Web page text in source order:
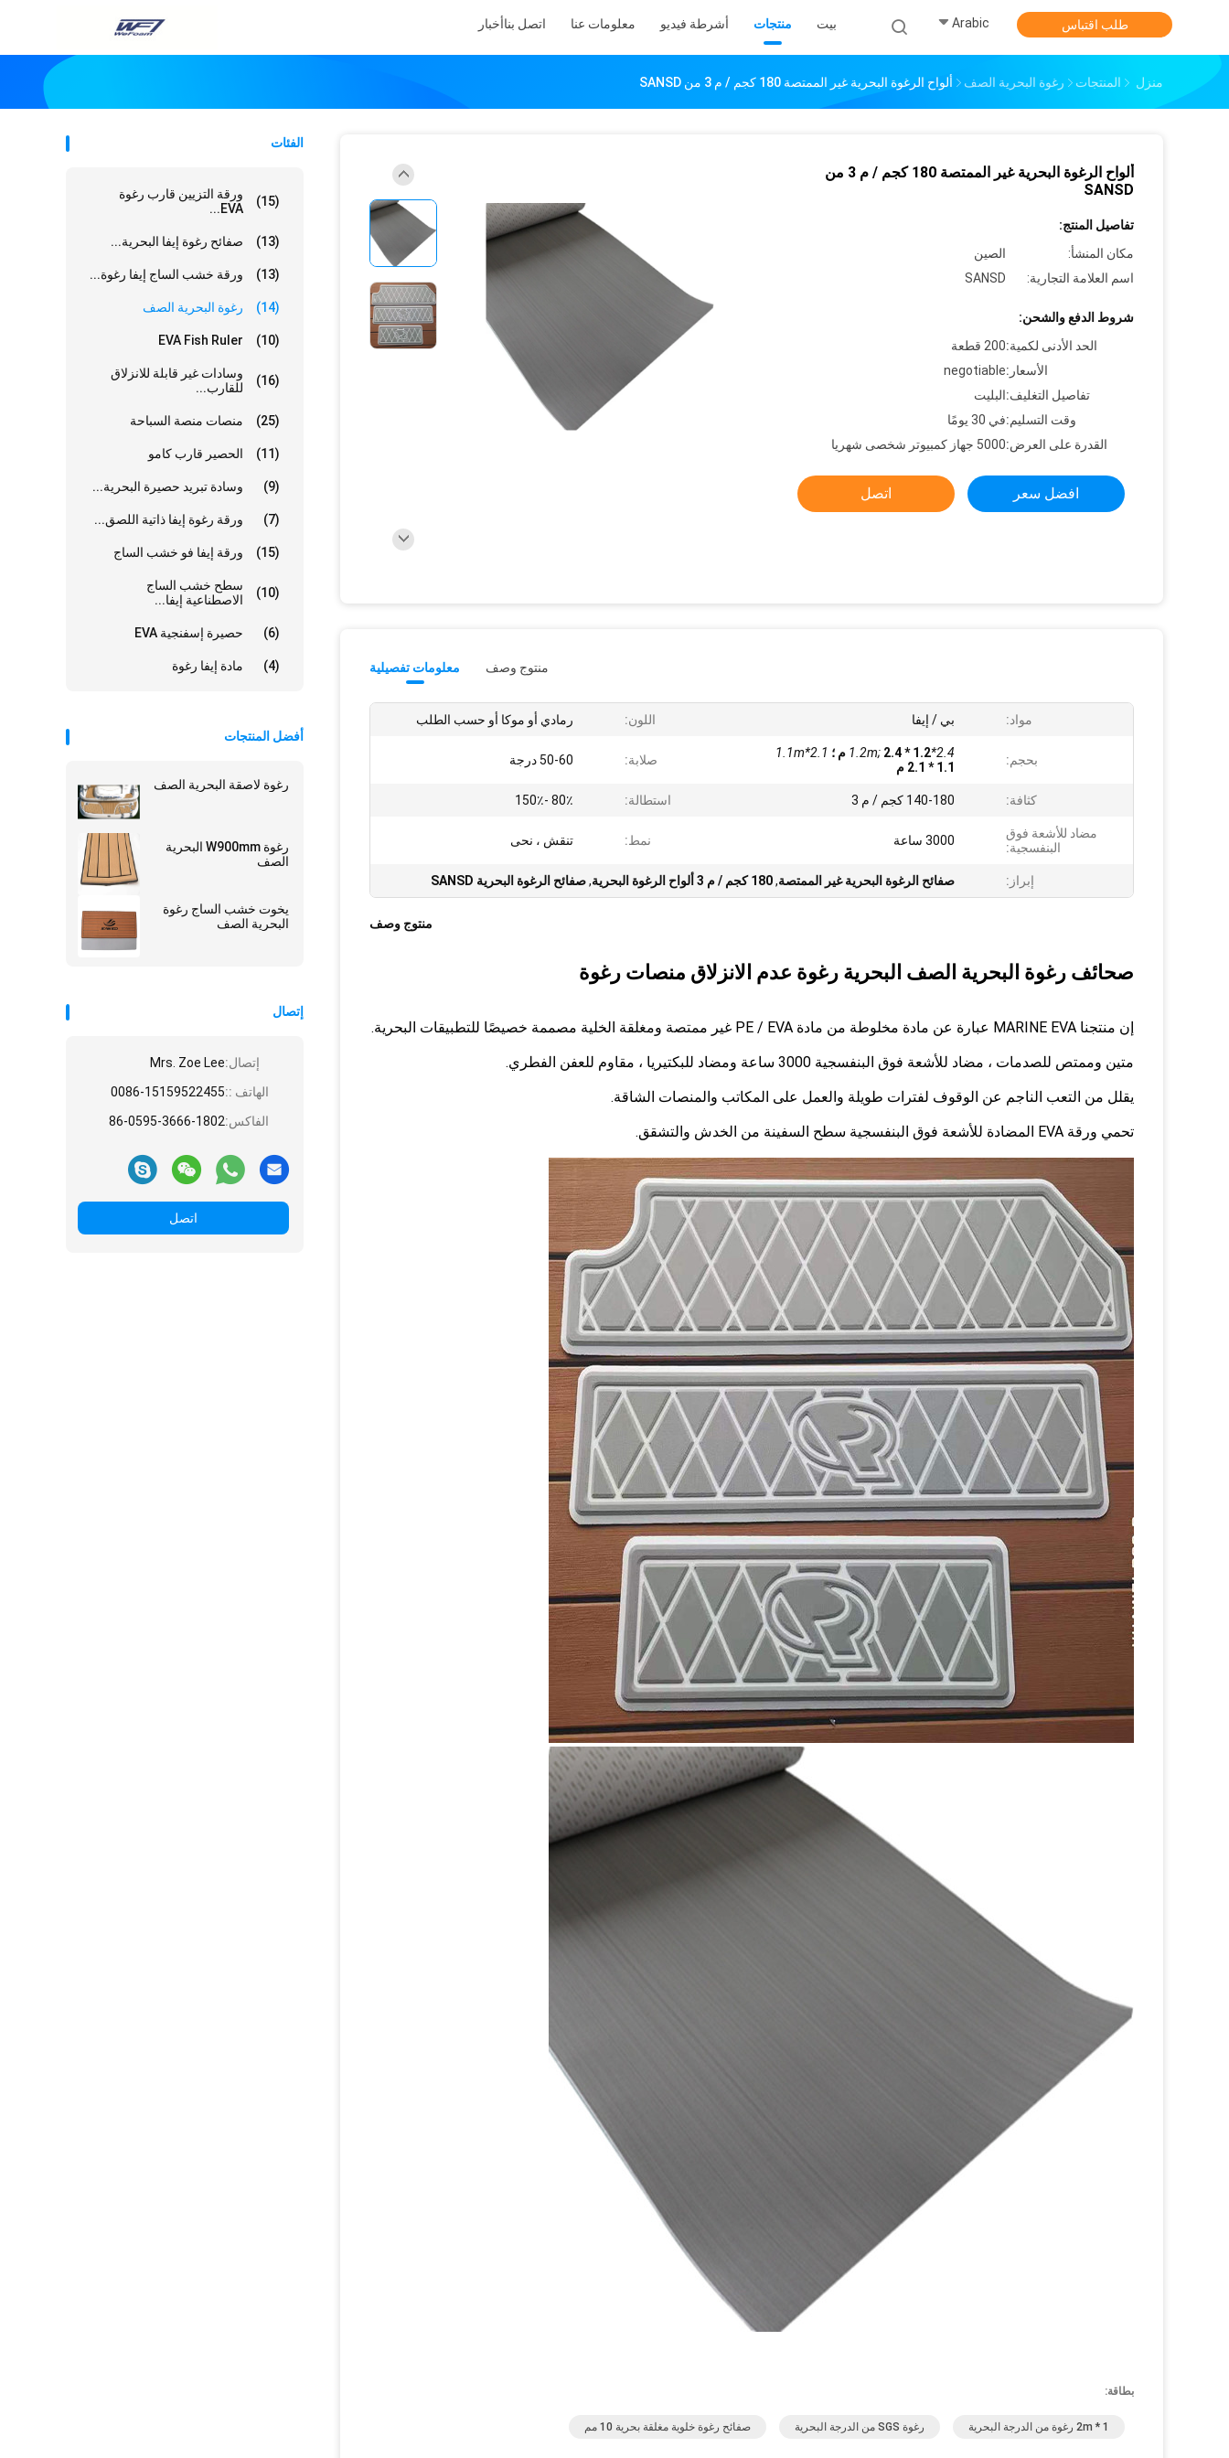
بيت منتجات أشرطة فيديو معلومات عنا اتصل بناأخبار Arabic طلب اقتباس
منزل المنتجات رغوة البحرية الصف ألواح الرغوة البحرية غير الممتصة 180 كجم / م 3 من SANSD
الفئات
ورقة التزيين قارب رغوة
EVA...
(15)
صفائح رغوة إيفا البحرية... (13)
ورقة خشب الساج إيفا رغوة... (13)
رغوة البحرية الصف (14)
EVA Fish Ruler (10)
وسادات غير قابلة للانزلاق
للقارب...
(16)
منصات منصة السباحة (25)
الحصير قارب كامو (11)
وسادة تبريد حصيرة البحرية... (9)
ورقة رغوة إيفا ذاتية اللصق... (7)
ورقة إيفا فو خشب الساج (15)
سطح خشب الساج
الاصطناعية إيفا...
(10)
حصيرة إسفنجية EVA (6)
مادة إيفا رغوة (4)
أفضل المنتجات
رغوة لاصقة البحرية الصف
رغوة W900mm البحرية
الصف
يخوت خشب الساج رغوة
البحرية الصف
إتصال
إتصال:Mrs. Zoe Lee
الهاتف ::0086-15159522455
الفاكس:86-0595-3666-1802
اتصل
ألواح الرغوة البحرية غير الممتصة 180 كجم / م 3 من
SANSD
تفاصيل المنتج:
مكان المنشأ:
الصين
اسم العلامة التجارية:
SANSD
شروط الدفع والشحن:
الحد الأدنى لكمية:200 قطعة
الأسعار:negotiable
تفاصيل التغليف:البليت
وقت التسليم:في 30 يومًا
القدرة على العرض:5000 جهاز كمبيوتر شخصى شهريا
افضل سعر اتصل
معلومات تفصيلية منتوج وصف
مواد: بي / إيفا اللون: رمادي أو موكا أو حسب الطلب
بحجم: 2.4*1.2m; 2.4 * 1.2 م ؛
2.1*1.1m
2.1 * 1.1 م
صلابة: 50-60 درجة
كثافة: 140-180 كجم / م 3 استطالة: 80٪ -150٪
مضاد للأشعة فوق
البنفسجية:
3000 ساعة نمط: تنقش ، نحى
إبراز: صفائح الرغوة البحرية غير الممتصة,180 كجم / م 3 ألواح الرغوة البحرية ,صفائح الرغوة البحرية SANSD
منتوج وصف
صحائف رغوة البحرية الصف البحرية رغوة عدم الانزلاق منصات رغوة
إن منتجنا MARINE EVA عبارة عن مادة مخلوطة من مادة PE / EVA غير ممتصة ومغلقة الخلية مصممة خصيصًا للتطبيقات البحرية.
متين وممتص للصدمات ، مضاد للأشعة فوق البنفسجية 3000 ساعة ومضاد للبكتيريا ، مقاوم للعفن الفطري.
يقلل من التعب الناجم عن الوقوف لفترات طويلة والعمل على المكاتب والمنصات الشاقة.
تحمي ورقة EVA المضادة للأشعة فوق البنفسجية سطح السفينة من الخدش والتشقق.
بطاقة:
1 * 2m رغوة من الدرجة البحرية رغوة SGS من الدرجة البحرية صفائح رغوة خلوية مغلقة بحرية 10 مم